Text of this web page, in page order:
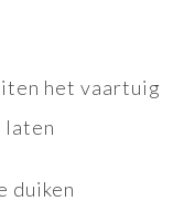
het vaartuig
laten
duiken